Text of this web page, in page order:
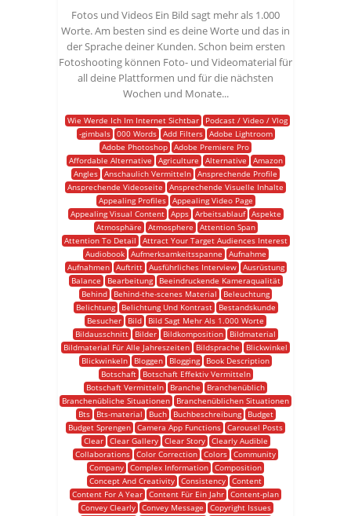
Fotos und Videos Ein Bild sagt mehr als 1.000
Worte. Am besten sind es deine Worte und das in
der Sprache deiner Kunden. Schon beim ersten
Fotoshooting können Foto- und Videomaterial für
all deine Plattformen und für die nächsten
Wochen und Monate...
Wie Werde Ich Im Internet Sichtbar
Podcast / Video / Vlog
-gimbals
000 Words Add Filters
Adobe Lightroom
Adobe Photoshop Adobe Premiere Pro
Affordable Alternative
Agriculture Alternative
Amazon
Angles Anschaulich Vermitteln Ansprechende Profile
Ansprechende Videoseite
Ansprechende Visuelle Inhalte
Appealing Profiles
Appealing Video Page
Appealing Visual Content
Apps Arbeitsablauf
Aspekte
Atmosphäre
Atmosphere
Attention Span
Attention To Detail
Attract Your Target Audiences Interest
Audiobook
Aufmerksamkeitsspanne
Aufnahme
Aufnahmen
Auftritt Ausführliches Interview
Ausrüstung
Balance
Bearbeitung
Beeindruckende Kameraqualität
Behind
Behind-the-scenes Material
Beleuchtung
Belichtung
Belichtung Und Kontrast
Bestandskunde
Besucher
Bild
Bild Sagt Mehr Als 1.000 Worte
Bildausschnitt
Bilder Bildkomposition
Bildmaterial
Bildmaterial Für Alle Jahreszeiten
Bildsprache
Blickwinkel
Blickwinkeln
Bloggen Blogging
Book Description
Botschaft
Botschaft Effektiv Vermitteln
Botschaft Vermitteln
Branche
Branchenüblich
Branchenübliche Situationen
Branchenüblichen Situationen
Bts
Bts-material Buch Buchbeschreibung
Budget
Budget Sprengen Camera App Functions Carousel Posts
Clear
Clear Gallery Clear Story
Clearly Audible
Collaborations Color Correction Colors Community
Company Complex Information Composition
Concept And Creativity Consistency Content
Content For A Year Content Für Ein Jahr Content-plan
Convey Clearly
Convey Message
Copyright Issues